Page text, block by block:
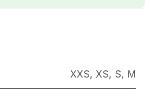
XXS, XS, S, M